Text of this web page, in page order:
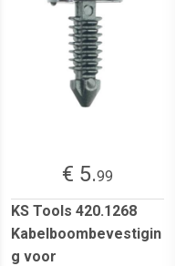
€ 5.99
KS Tools 420.1268
Kabelboombevestigin
g voor